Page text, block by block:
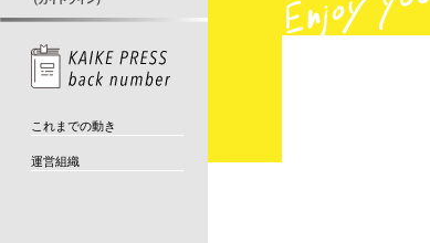
これまでの動き
運営組織